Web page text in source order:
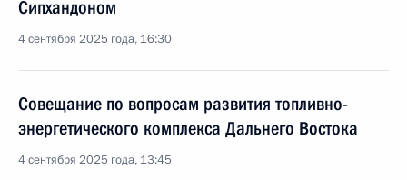
Сипхандоном
4 сентября 2025 года, 16:30
Совещание по вопросам развития топливно-
энергетического комплекса Дальнего Востока
4 сентября 2025 года, 13:45